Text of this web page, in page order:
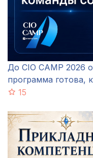
До CIO CAMP 2026
программа готова,
15